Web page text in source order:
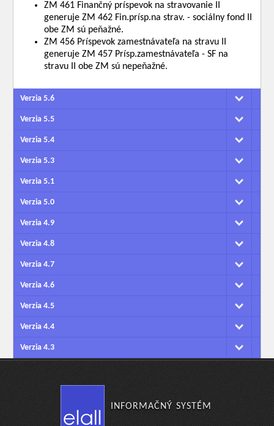
ZM 461 Finančný príspevok na stravovanie II
generuje ZM 462 Fin.prísp.na strav. - sociálny fond II
obe ZM sú peňažné.
ZM 456 Príspevok zamestnávateľa na stravu II
generuje ZM 457 Prísp.zamestnávateľa - SF na
stravu II obe ZM sú nepeňažné.
Verzia 5.6
Verzia 5.5
Verzia 5.4
Verzia 5.3
Verzia 5.1
Verzia 5.0
Verzia 4.9
Verzia 4.8
Verzia 4.7
Verzia 4.6
Verzia 4.5
Verzia 4.4
Verzia 4.3
INFORMAČNÝ SYSTÉM